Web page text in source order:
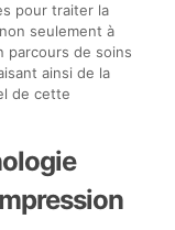
pour traiter la
seulement à
parcours de soins
ainsi de la
de cette